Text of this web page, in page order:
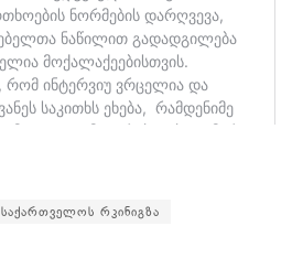
საქართველოს რკინიგზა